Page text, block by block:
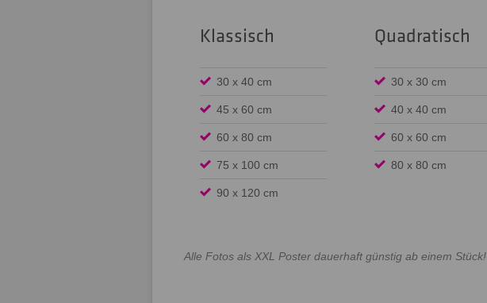
Klassisch
30 x 40 cm
45 x 60 cm
60 x 80 cm
75 x 100 cm
90 x 120 cm
Quadratisch
30 x 30 cm
40 x 40 cm
60 x 60 cm
80 x 80 cm
Alle Fotos als XXL Poster dauerhaft günstig ab einem Stück!